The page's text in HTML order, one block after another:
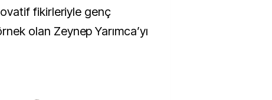
fikirleriyle genç
olan Zeynep Yarımca’yı